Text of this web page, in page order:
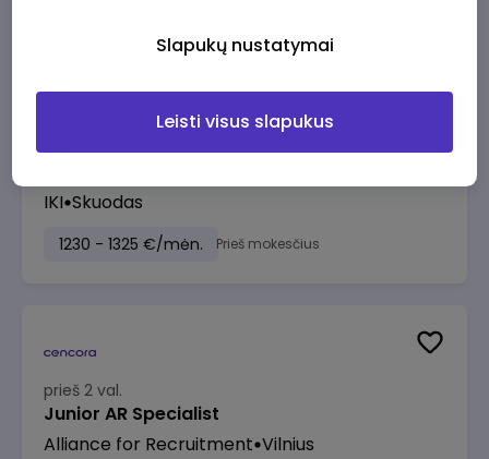
IKI Skuodas
1230 - 1325 €/mėn. Prieš mokesčius
prieš 2 val.
Junior AR Specialist
Alliance for Recruitment Vilnius
Slapukų nustatymai
Leisti visus slapukus